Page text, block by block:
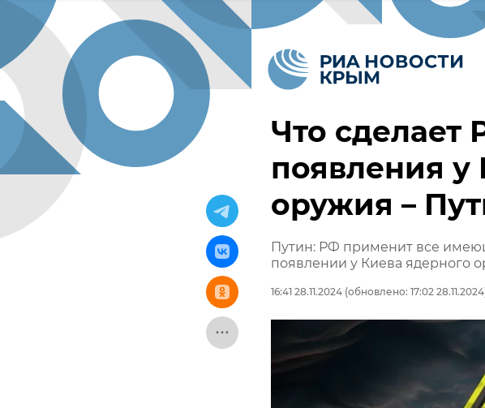
Что сделает
появления у
оружия –
Путин: РФ применит все
появлении у Киева ядерного
16:41 28.11.2024 (обновлено: 17:02